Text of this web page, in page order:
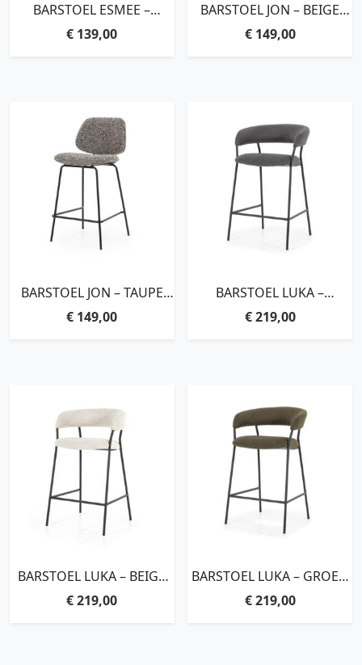
BARSTOEL ESMEE –
ANTRACIET MELLOW
€ 139,00
BARSTOEL JON – BEIGE
MAYWOOD
€149,00
BARSTOEL JON – TAUPE
MAYWOOD
€ 149,00
BARSTOEL LUKA –
ANTRACIET COPENHAGEN
€219,00
BARSTOEL LUKA – BEIGE
COPENHAGEN
€219,00
BARSTOEL LUKA – GROEN
COPENHAGEN
€219,00